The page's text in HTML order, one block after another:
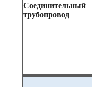
Соединительный
трубопровод